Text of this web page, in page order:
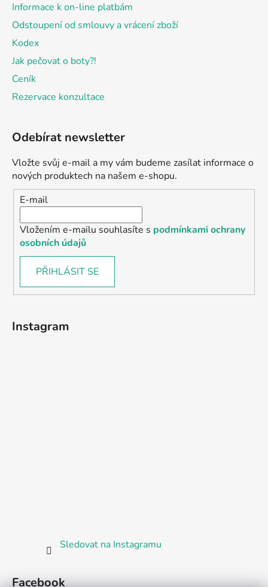
Informace k on-line platbám
Odstoupení od smlouvy a vrácení zboží
Kodex
Jak pečovat o boty?!
Ceník
Rezervace konzultace
Odebírat newsletter
Vložte svůj e-mail a my vám budeme zasílat informace o
nových produktech na našem e-shopu.
E-mail
Vložením e-mailu souhlasíte s podmínkami ochrany
osobních údajů
PŘIHLÁSIT SE
Instagram
Sledovat na Instagramu
Facebook